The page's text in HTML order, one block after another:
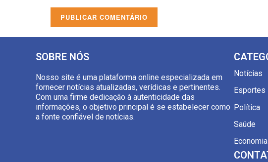
SOBRE NÓS
Nosso site é uma plataforma online especializada em
fornecer notícias atualizadas, verídicas e pertinentes.
Com uma firme dedicação à autenticidade das
informações, o objetivo principal é se estabelecer como
a fonte confiável de notícias.
Notícias
Esportes
Política
Saúde
Economia